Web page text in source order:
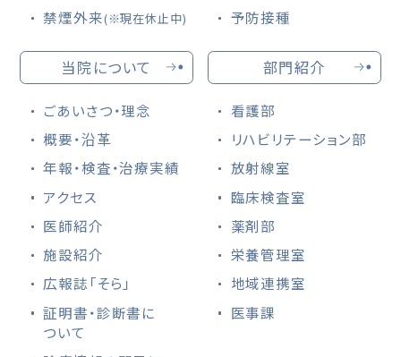
禁煙外来(※現在休止中) 予防接種
当院について
ごあいさつ・理念
概要・沿革
年報・検査・治療実績
アクセス
医師紹介
施設紹介
広報誌「そら」
証明書・診断書に
ついて
部門紹介
看護部
リハビリテーション部
放射線室
臨床検査室
薬剤部
栄養管理室
地域連携室
医事課